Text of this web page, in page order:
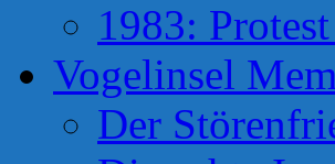
1983:
Vogelinsel
Der